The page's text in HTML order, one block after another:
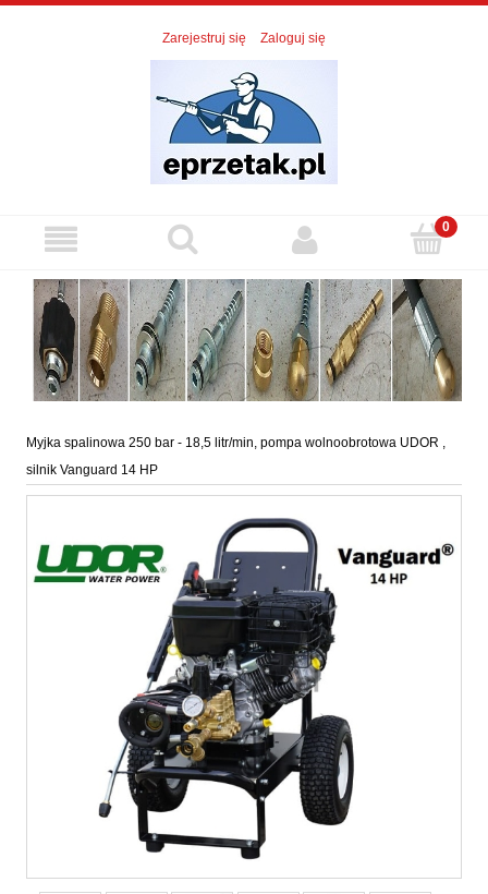
Zarejestruj się Zaloguj się
Myjka spalinowa 250 bar - 18,5 litr/min, pompa wolnoobrotowa UDOR ,
silnik Vanguard 14 HP